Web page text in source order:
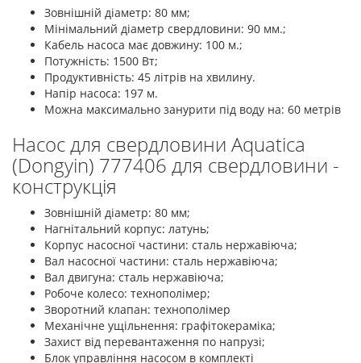
Зовнішній діаметр: 80 мм;
Мінімальний діаметр свердловини: 90 мм.;
Кабель насоса має довжину: 100 м.;
Потужність: 1500 Вт;
Продуктивність: 45 літрів на хвилину.
Напір насоса: 197 м.
Можна максимально занурити під воду на: 60 метрів
Насос для свердловини Aquatica
(Dongyin) 777406 для свердловини -
конструкція
Зовнішній діаметр: 80 мм;
Нагнітальний корпус: латунь;
Корпус насосної частини: сталь нержавіюча;
Вал насосної частини: сталь нержавіюча;
Вал двигуна: сталь нержавіюча;
Робоче колесо: технополімер;
Зворотний клапан: технополімер
Механічне ущільнення: графітокераміка;
Захист від перевантаження по напрузі;
Блок управління насосом в комплекті